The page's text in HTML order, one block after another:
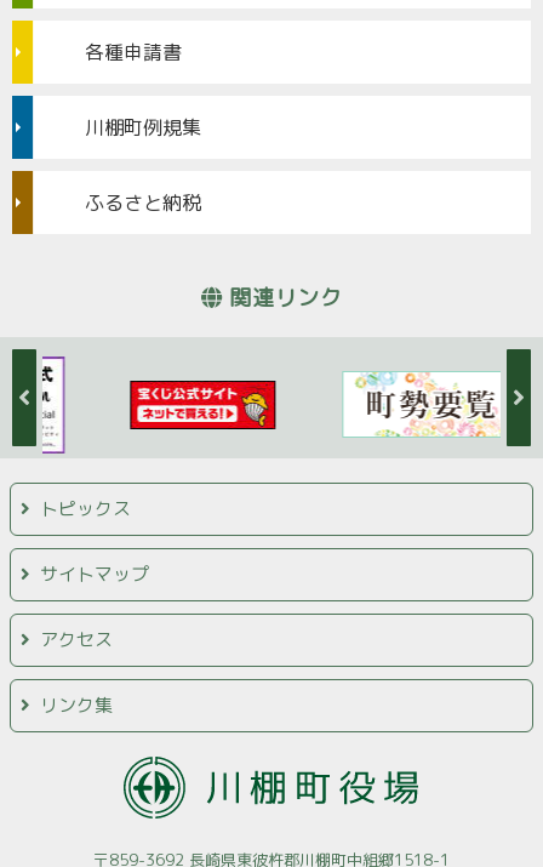
各種申請書
川棚町例規集
ふるさと納税
関連リンク
トピックス
サイトマップ
アクセス
リンク集
〒859-3692 長崎県東彼杵郡川棚町中組郷1518-1